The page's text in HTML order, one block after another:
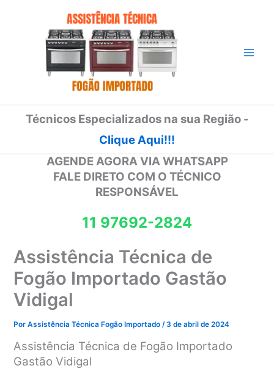
Técnicos Especializados na sua Região -
Clique Aqui!!!
AGENDE AGORA VIA WHATSAPP
FALE DIRETO COM O TÉCNICO
RESPONSÁVEL
11 97692-2824
Assistência Técnica de
Fogão Importado Gastão
Vidigal
PorAssistência Técnica Fogão Importado/3 de abril de 2024
Assistência Técnica de Fogão Importado
Gastão Vidigal